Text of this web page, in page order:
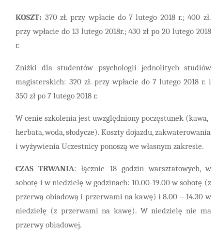
KOSZT: 370 zł. przy wpłacie do 7 lutego 2018 r.; 400 zł.
przy wpłacie do 13 lutego 2018r.; 430 zł po 20 lutego 2018
r.
Zniżki dla studentów psychologii jednolitych studiów
magisterskich: 320 zł. przy wpłacie do 7 lutego 2018 r. i
350 zł po 7 lutego 2018 r.
W cenie szkolenia jest uwzględniony poczęstunek (kawa,
herbata, woda, słodycze). Koszty dojazdu, zakwaterowania
i wyżywienia Uczestnicy ponoszą we własnym zakresie.
CZAS TRWANIA: łącznie 18 godzin warsztatowych, w
sobotę i w niedzielę w godzinach: 10.00-19.00 w sobotę (z
przerwą obiadową i przerwami na kawę) i 8.00 – 14.30 w
niedzielę (z przerwami na kawę). W niedzielę nie ma
przerwy obiadowej.